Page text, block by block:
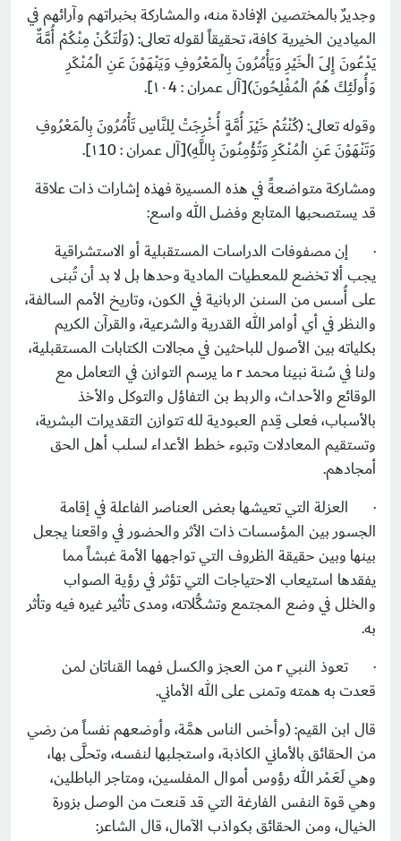
وجديرٌ بالمختصين الإفادة منه، والمشاركة بخبراتهم وآرائهم في
الميادين الخيرية كافة، تحقيقاً لقوله تعالى:)وَلْتَكُنْ مِنْكُمْ أُمَّةٌ
يَدْعُونَ إِلَى الْخَيْرِ وَيَأْمُرُونَ بِالْمَعْرُوفِ وَيَنْهَوْنَ عَنِ الْمُنْكَرِ
وَأُولَئِكَ هُمُ الْمُفْلِحُونَ([آل عمران : ١٠4]
.
وقوله تعالى:)كُنْتُمْ خَيْرَ أُمَّةٍ أُخْرِجَتْ لِلنَّاسِ تَأْمُرُونَ بِالْمَعْرُوفِ
وَتَنْهَوْنَ عَنِ الْمُنْكَرِ وَتُؤْمِنُونَ بِاللَّهِ([آل عمران : ١10]
.
ومشاركة متواضعةً في هذه المسيرة فهذه إشارات ذات علاقة
قد يستصحبها المتابع وفضل الله واسع:
· إن مصفوفات الدراسات المستقبلية أو الاستشراقية
يجب ألا تخضع للمعطيات المادية وحدها بل لا بد أن تُبنى
على أُسس من السنن الربانية في الكون، وتاريخ الأمم السالفة،
والنظر في أي أوامر الله القدرية والشرعية، والقرآن الكريم
بكلياته بين الأصول للباحثين في مجالات الكتابات المستقبلية،
ولنا في سُنة نبينا محمدrما يرسم التوازن في التعامل مع
الوقائع والأحداث، والربط بن التفاؤل والتوكل والأخذ
بالأسباب، فعلى قِدم العبودية لله تتوازن التقديرات البشرية،
وتستقيم المعادلات وتبوء خطط الأعداء لسلب أهل الحق
أمجادهم.
· العزلة التي تعيشها بعض العناصر الفاعلة في إقامة
الجسور بين المؤسسات ذات الأثر والحضور في واقعنا يجعل
بينها وبين حقيقة الظروف التي تواجهها الأمة غبشاً مما
يفقدها استيعاب الاحتياجات التي تؤثر في رؤية الصواب
والخلل في وضع المجتمع وتشكُّلاته، ومدى تأثير غيره فيه وتأثر
به.
· تعوذ النبيrمن العجز والكسل فهما القناتان لمن
قعدت به همته وتمنى على الله الأماني.
قال ابن القيم: (وأخس الناس همَّة، وأوضعهم نفساً من رضي
من الحقائق بالأماني الكاذبة، واستجلبها لنفسه، وتحلَّى بها،
وهي لَعَمْر الله رؤوس أموال المفلسين، ومتاجر الباطلين،
وهي قوة النفس الفارغة التي قد قنعت من الوصل بزورة
الخيال، ومن الحقائق بكواذب الآمال، قال الشاعر: